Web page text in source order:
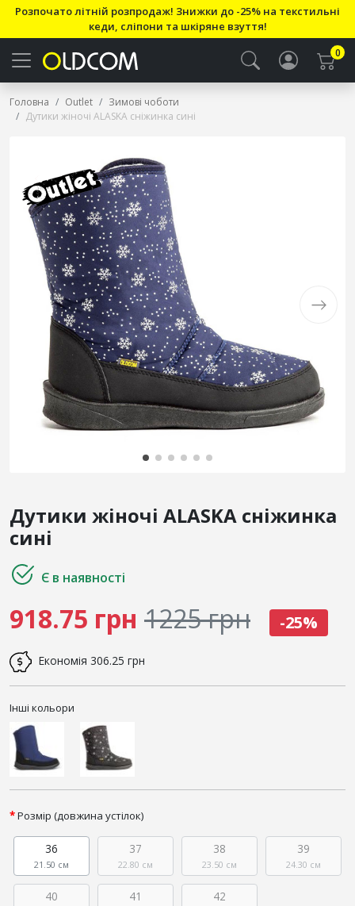
Розпочато літній розпродаж! Знижки до -25% на текстильні
кеди, сліпони та шкіряне взуття!
0
Головна Outlet
Зимові чоботи
Дутики жіночі ALASKA сніжинка сині
Дутики жіночі ALASKA сніжинка
сині
Є в наявності
918.75 грн 1225 грн -25%
Економія 306.25 грн
Інші кольори
Розмір (довжина устілок)
36
21.50 см
37
22.80 см
38
23.50 см
39
24.30 см
40 41 42